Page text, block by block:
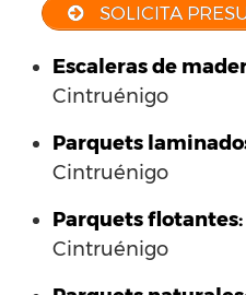
SOLICITA
Escaleras de
Cintruénigo
Parquets
Cintruénigo
Parquets flotantes:
Cintruénigo